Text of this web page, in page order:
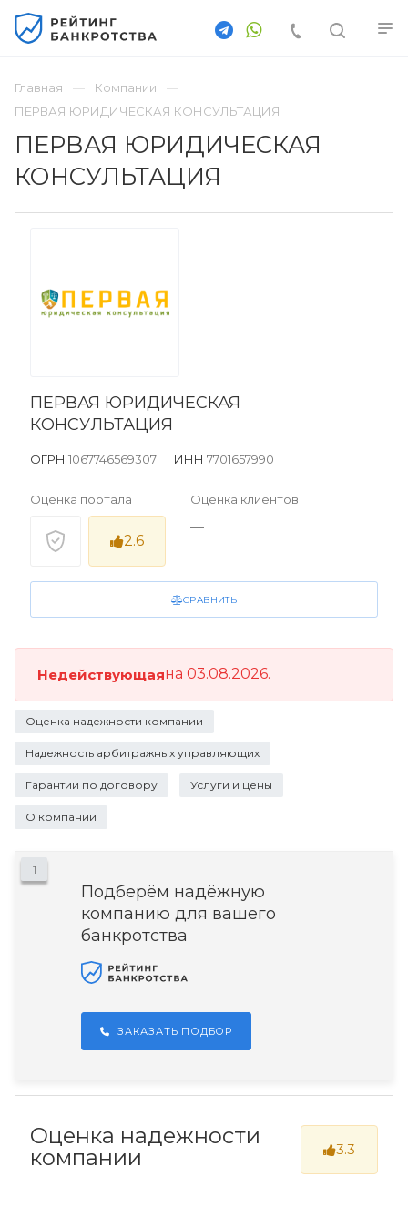
Главная
Компании
ПЕРВАЯ ЮРИДИЧЕСКАЯ КОНСУЛЬТАЦИЯ
ПЕРВАЯ ЮРИДИЧЕСКАЯ
КОНСУЛЬТАЦИЯ
СРАВНИТЬ
ПЕРВАЯ ЮРИДИЧЕСКАЯ
КОНСУЛЬТАЦИЯ
ОГРН 1067746569307 ИНН 7701657990
Оценка портала
2.6
Оценка клиентов
—
Недействующаяна 03.08.2026.
Оценка надежности компании
Надежность арбитражных управляющих
Гарантии по договору Услуги и цены
О компании
1
Подберём надёжную
компанию для вашего
банкротства
ЗАКАЗАТЬ ПОДБОР
Оценка надежности
компании
3.3